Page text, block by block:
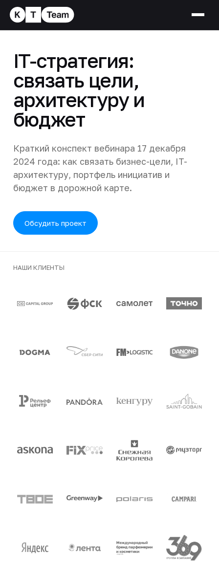
IT-стратегия:
связать цели,
архитектуру и
бюджет
Краткий конспект вебинара 17 декабря
2024 года: как связать бизнес-цели, IT-
архитектуру, портфель инициатив и
бюджет в дорожной карте.
Обсудить проект
НАШИ КЛИЕНТЫ